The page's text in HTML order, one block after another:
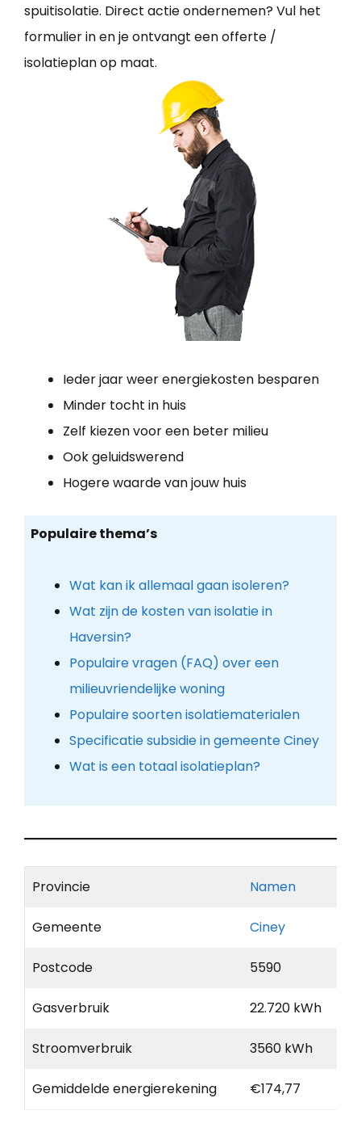
spuitisolatie. Direct actie ondernemen? Vul het
formulier in en je ontvangt een offerte /
isolatieplan op maat.
Ieder jaar weer energiekosten besparen
Minder tocht in huis
Zelf kiezen voor een beter milieu
Ook geluidswerend
Hogere waarde van jouw huis
Populaire thema’s
Wat kan ik allemaal gaan isoleren?
Wat zijn de kosten van isolatie in
Haversin?
Populaire vragen (FAQ) over een
milieuvriendelijke woning
Populaire soorten isolatiematerialen
Specificatie subsidie in gemeente Ciney
Wat is een totaal isolatieplan?
Provincie Namen
Gemeente Ciney
Postcode 5590
Gasverbruik 22.720 kWh
Stroomverbruik 3560 kWh
Gemiddelde energierekening €174,77